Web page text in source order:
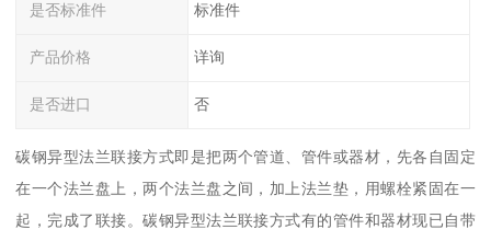
是否标准件 标准件
产品价格 详询
是否进口 否
碳钢异型法兰联接方式即是把两个管道、管件或器材，先各自固定
在一个法兰盘上，两个法兰盘之间，加上法兰垫，用螺栓紧固在一
起，完成了联接。碳钢异型法兰联接方式有的管件和器材现已自带